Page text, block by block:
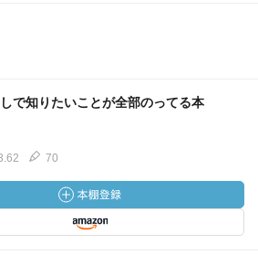
で知りたいことが全部のってる本
70